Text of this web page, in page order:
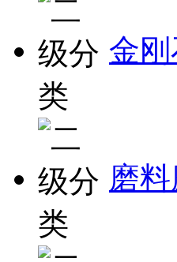
金
磨